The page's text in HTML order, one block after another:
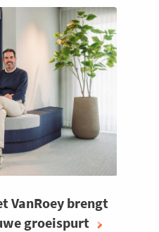
VanRoey brengt
groeispurt